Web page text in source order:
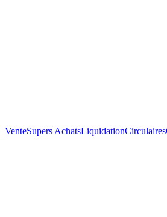
VenteSupers AchatsLiquidationCirculaires